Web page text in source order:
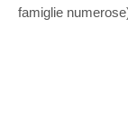
famiglie